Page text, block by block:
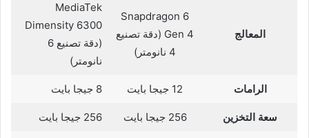
المعالج
Snapdragon 6
Gen 4 (دقة تصنيع
4 نانومتر)
MediaTek
Dimensity 6300
(دقة تصنيع 6
نانومتر)
الرامات 12 جيجا بايت 8 جيجا بايت
سعة التخزين 256 جيجا بايت 256 جيجا بايت